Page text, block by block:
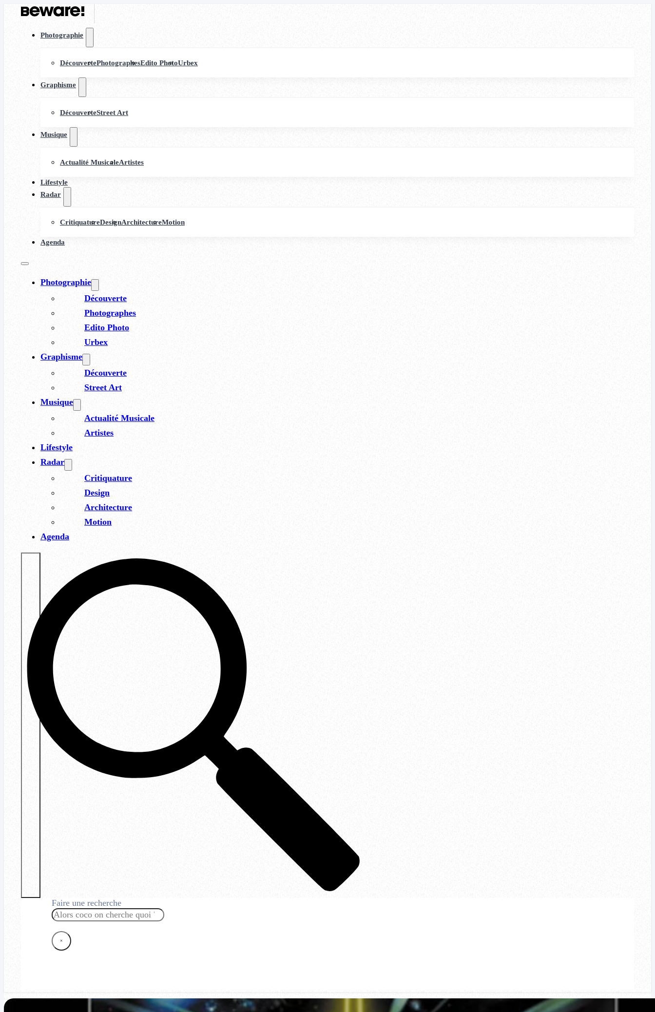
Photographie
DécouvertePhotographesEdito PhotoUrbex
Graphisme
DécouverteStreet Art
Musique
Actualité MusicaleArtistes
Lifestyle
Radar
CritiquatureDesignArchitectureMotion
Agenda
Photographie
Découverte
Photographes
Edito Photo
Urbex
Graphisme
Découverte
Street Art
Musique
Actualité Musicale
Artistes
Lifestyle
Radar
Critiquature
Design
Architecture
Motion
Agenda
Faire une recherche
Rechercher
×